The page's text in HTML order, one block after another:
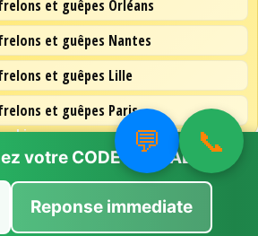
pour vous offrir la meilleure
plus sur les cookies que nous
dansparamètres.
et guêpes Orléans
et guêpes Nantes
et guêpes Lille
et guêpes Paris
💬 📞
votre CODE POSTAL
Reponse immediate